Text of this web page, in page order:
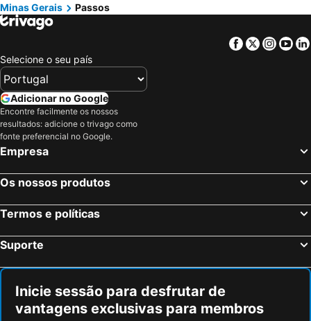
Porto de Galinhas, Pernambuco Hotéis
Salvador, Bahia Hotéis
Maceió, Alagoas Hotéis
Minas Gerais
Passos
Facebook
Twitter
Selecione o seu país
Adicionar no Google
Encontre facilmente os nossos
resultados: adicione o trivago como
fonte preferencial no Google.
Empresa
Os nossos produtos
Termos e políticas
Suporte
Inicie sessão para desfrutar de
vantagens exclusivas para membros